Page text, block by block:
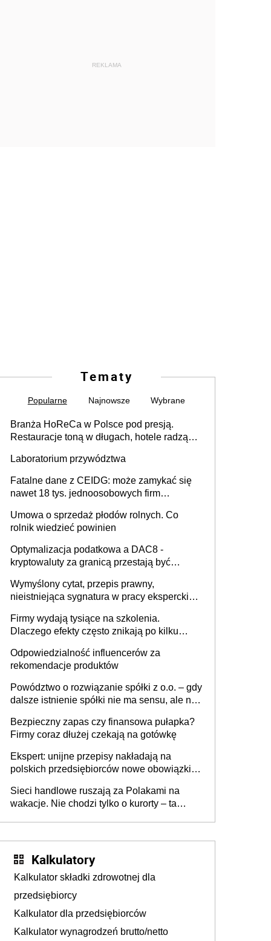
REKLAMA
Tematy
Popularne Najnowsze Wybrane
Branża HoReCa w Polsce pod presją.
Restauracje toną w długach, hotele radzą
Laboratorium przywództwa
Fatalne dane z CEIDG: może zamykać się
nawet 18 tys. jednoosobowych firm
Umowa o sprzedaż płodów rolnych. Co
rolnik wiedzieć powinien
Optymalizacja podatkowa a DAC8 -
kryptowaluty za granicą przestają być
Wymyślony cytat, przepis prawny,
nieistniejąca sygnatura w pracy eksperckiej -
firmie
Firmy wydają tysiące na szkolenia.
Dlaczego efekty często znikają po kilku
Odpowiedzialność influencerów za
rekomendacje produktów
Powództwo o rozwiązanie spółki z o.o. – gdy
dalsze istnienie spółki nie ma sensu, ale nie
Bezpieczny zapas czy finansowa pułapka?
Firmy coraz dłużej czekają na gotówkę
Ekspert: unijne przepisy nakładają na
polskich przedsiębiorców nowe obowiązki w
Sieci handlowe ruszają za Polakami na
wakacje. Nie chodzi tylko o kurorty – ta
Kalkulatory
Kalkulator składki zdrowotnej dla
przedsiębiorcy
Kalkulator dla przedsiębiorców
Kalkulator wynagrodzeń brutto/netto